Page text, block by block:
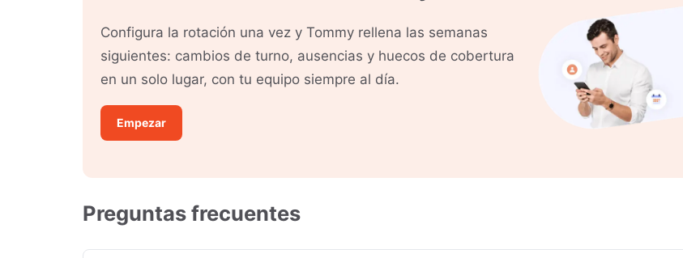
Configura la rotación una vez y Tommy rellena las semanas
siguientes: cambios de turno, ausencias y huecos de cobertura
en un solo lugar, con tu equipo siempre al día.
Empezar
Preguntas frecuentes